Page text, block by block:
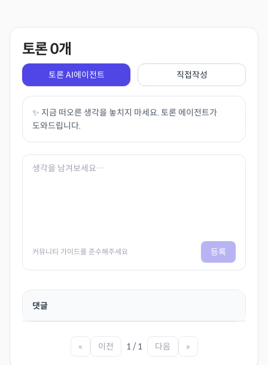
토론0개
토론 AI에이전트 직접작성
✨ 지금 떠오른 생각을 놓치지 마세요. 토론 에이전트가
도와드립니다.
커뮤니티 가이드를 준수해주세요 등록
댓글
« 이전 1 / 1 다음 »